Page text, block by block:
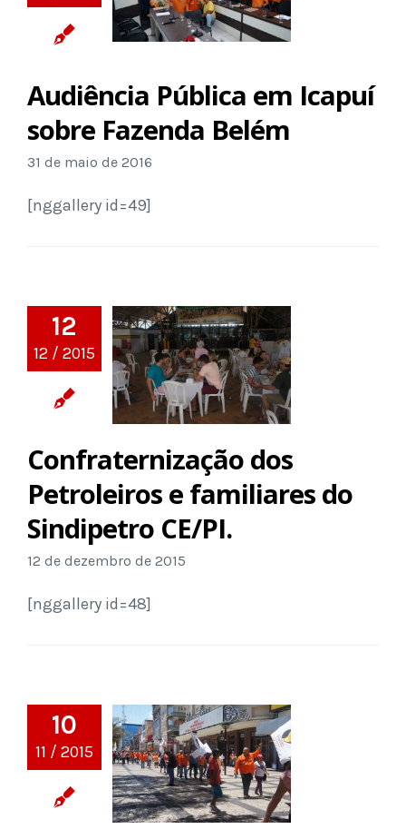
Audiência Pública em Icapuí
sobre Fazenda Belém
31 de maio de 2016
[nggallery id=49]
12
12 / 2015
Confraternização dos
Petroleiros e familiares do
Sindipetro CE/PI.
12 de dezembro de 2015
[nggallery id=48]
10
11 / 2015